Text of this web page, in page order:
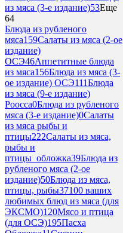
из мяса (3-е издание)53Еще
64
Блюда из рубленого
мяса159Салаты из мяса (2-ое
издание)
ОСЭ46Аппетитные блюда
из мяса156Блюда из мяса (3-
ое издание) ОСЭ111Блюда
из мяса (9-е издание)
Роосса0Блюда из рубленого
мяса (3-е издание)0Салаты
из мяса рыбы и
птицы222Салаты из мяса,
рыбы и
птицы_обложка39Блюда из
рубленого мяса (2-ое
издание)50Блюда из мяса,
птицы, рыбы37100 ваших
любимых блюд из мяса (для
ЭКСМО)120Мясо и птица
(для ОСЭ)195Пасха